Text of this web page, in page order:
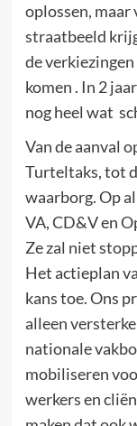
oplossen, maar
straatbeeld
de
komen . In 2
nog heel wat
Van de aanval
Turteltaks, tot
waarborg. Op
VA, CD&V en
Ze zal niet
Het actieplan
kans toe. Ons
alleen
nationale
mobiliseren
werkers en